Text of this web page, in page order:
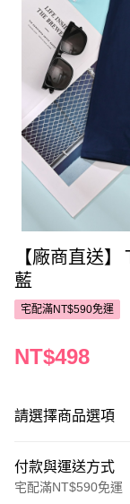
【廠商直送
藍
宅配滿NT$590免運
NT$498
請選擇商品選項
付款與運送方式
宅配滿NT$590免運